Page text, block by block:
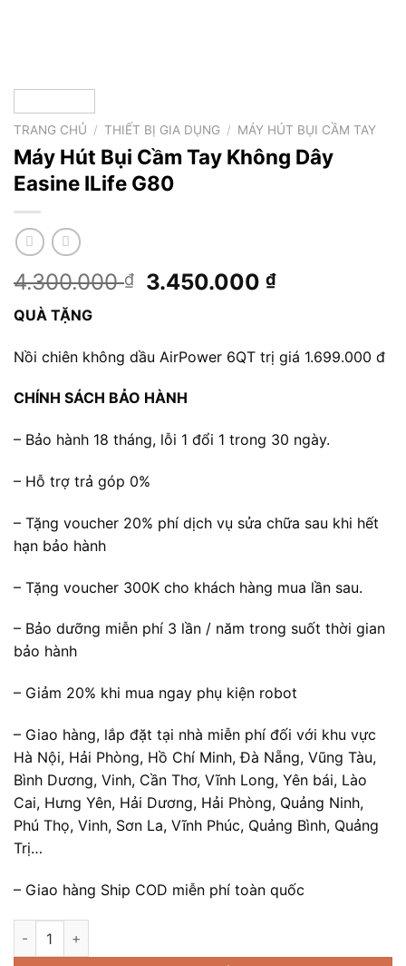
TRANG CHỦ / THIẾT BỊ GIA DỤNG / MÁY HÚT BỤI CẦM TAY
Máy Hút Bụi Cầm Tay Không Dây
Easine ILife G80
4.300.000₫
Giá
4.300.000 ₫.
3.450.000₫Giá
là:
3.450.000
QUÀ TẶNG
Nồi chiên không dầu AirPower 6QT trị giá 1.699.000 đ
CHÍNH SÁCH BẢO HÀNH
– Bảo hành 18 tháng, lỗi 1 đổi 1 trong 30 ngày.
– Hỗ trợ trả góp 0%
– Tặng voucher 20% phí dịch vụ sửa chữa sau khi hết
hạn bảo hành
– Tặng voucher 300K cho khách hàng mua lần sau.
– Bảo dưỡng miễn phí 3 lần / năm trong suốt thời gian
bảo hành
– Giảm 20% khi mua ngay phụ kiện robot
– Giao hàng, lắp đặt tại nhà miễn phí đối với khu vực
Hà Nội, Hải Phòng, Hồ Chí Minh, Đà Nẵng, Vũng Tàu,
Bình Dương, Vinh, Cần Thơ, Vĩnh Long, Yên bái, Lào
Cai, Hưng Yên, Hải Dương, Hải Phòng, Quảng Ninh,
Phú Thọ, Vinh, Sơn La, Vĩnh Phúc, Quảng Bình, Quảng
Trị…
– Giao hàng Ship COD miễn phí toàn quốc
Máy Hút Bụi Cầm Tay Không Dây Easine ILife G80 số lượng